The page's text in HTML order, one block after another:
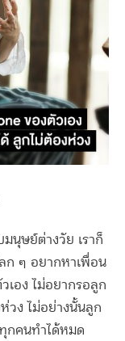
มนุษย์ต่างวัย เราก็
ก ๆ อยากหาเพื่อน
เอง ไม่อยากรอลูก
วง ไม่อย่างนั้นลูก
กคนทำได้หมด